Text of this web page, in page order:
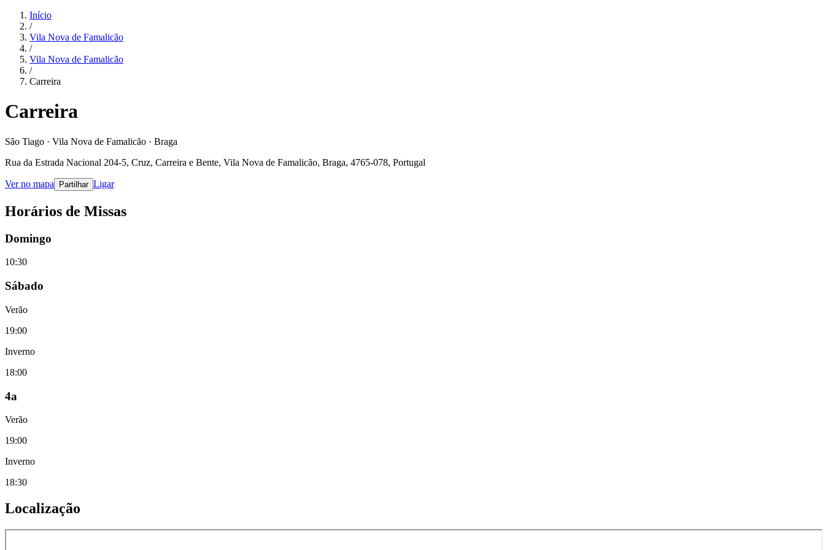
Início
/
Vila Nova de Famalicão
/
Vila Nova de Famalicão
/
Carreira
Carreira
São Tiago · Vila Nova de Famalicão · Braga
Rua da Estrada Nacional 204-5, Cruz, Carreira e Bente, Vila Nova de Famalicão, Braga, 4765-078, Portugal
Ver no mapa Partilhar Ligar
Horários de Missas
Domingo
10:30
Sábado
Verão
19:00
Inverno
18:00
4a
Verão
19:00
Inverno
18:30
Localização